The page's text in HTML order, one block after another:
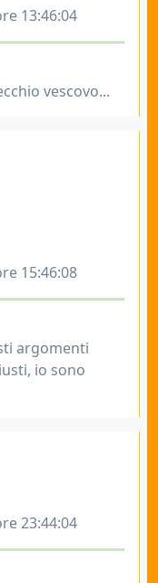
13:46:04
vescovo...
15:46:08
argomenti
io sono
23:44:04